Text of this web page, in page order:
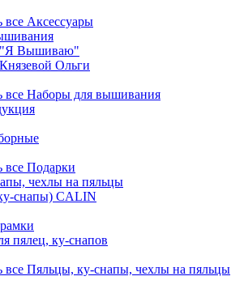
все Аксессуары
Вышиваю"
Ольги
все Наборы для вышивания
все Подарки
чехлы на пяльцы
снапы) CALIN
пялец, ку-снапов
все Пяльцы, ку-снапы, чехлы на пяльцы